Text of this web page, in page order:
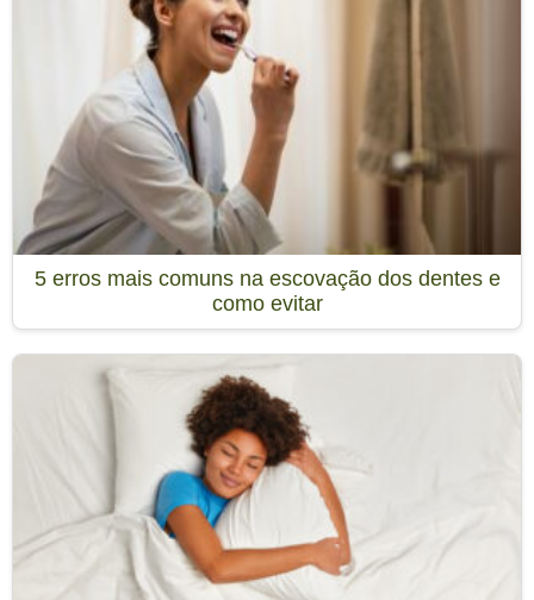
5 erros mais comuns na escovação dos dentes e
como evitar